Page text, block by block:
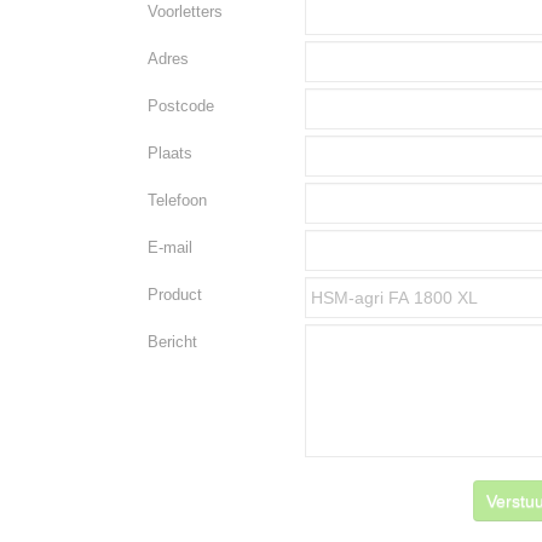
Voorletters
Adres
Postcode
Plaats
Telefoon
E-mail
Product
Bericht